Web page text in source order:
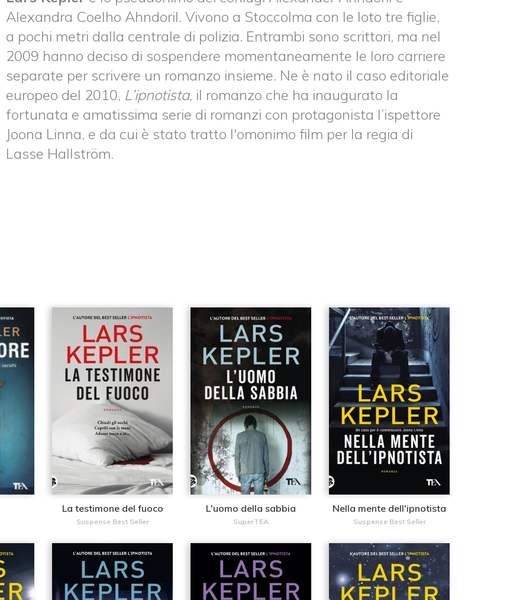
Alexandra Coelho Ahndoril. Vivono a Stoccolma con le loto tre figlie,
a pochi metri dalla centrale di polizia. Entrambi sono scrittori, ma nel
2009 hanno deciso di sospendere momentaneamente le loro carriere
separate per scrivere un romanzo insieme. Ne è nato il caso editoriale
europeo del 2010, L’ipnotista, il romanzo che ha inaugurato la
fortunata e amatissima serie di romanzi con protagonista l’ispettore
Joona Linna, e da cui è stato tratto l'omonimo film per la regia di
Lasse Hallström.
La testimone del fuoco
Suspense Best Seller
L'uomo della sabbia
SuperTEA
Nella mente dell'ipnotista
Suspense Best Seller